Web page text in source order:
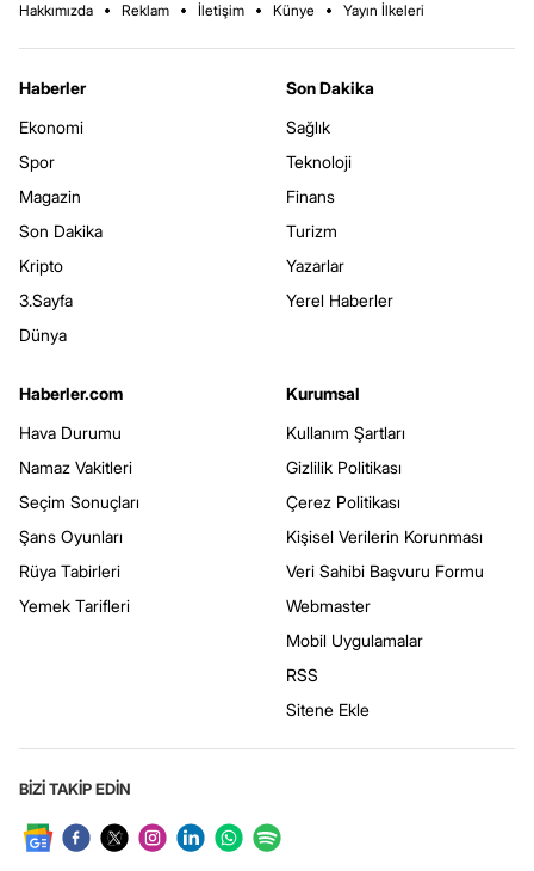
Hakkımızda Reklam İletişim Künye Yayın İlkeleri
Haberler
Ekonomi
Spor
Magazin
Son Dakika
Kripto
3.Sayfa
Dünya
Son Dakika
Sağlık
Teknoloji
Finans
Turizm
Yazarlar
Yerel Haberler
Haberler.com
Hava Durumu
Namaz Vakitleri
Seçim Sonuçları
Şans Oyunları
Rüya Tabirleri
Yemek Tarifleri
Kurumsal
Kullanım Şartları
Gizlilik Politikası
Çerez Politikası
Kişisel Verilerin Korunması
Veri Sahibi Başvuru Formu
Webmaster
Mobil Uygulamalar
RSS
Sitene Ekle
BİZİ TAKİP EDİN